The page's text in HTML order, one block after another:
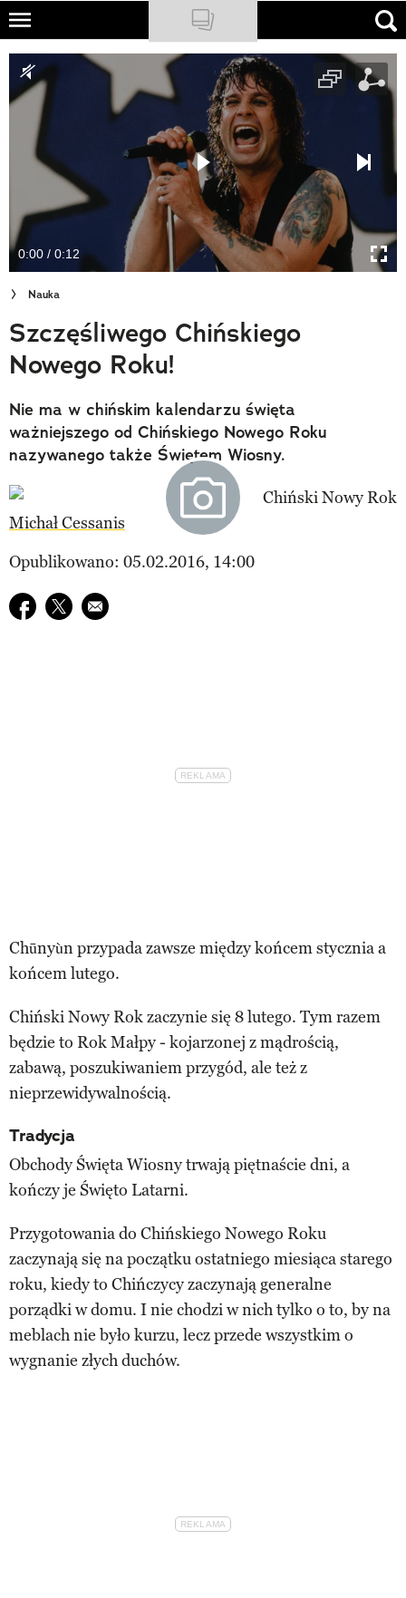
Skip
main
content
NATIONAL GEOGRAPHIC
TRAVELER
PODCASTY
Newsletter
Cuda Polski
Wielki Konkurs Fotograficzny
Trendbook Podróżniczy
Polecane
0:00 / 0:12
Nauka
Szczęśliwego Chińskiego
Nowego Roku!
Nie ma w chińskim kalendarzu święta
ważniejszego od Chińskiego Nowego Roku
nazywanego także Świętem Wiosny.
Michał Cessanis
Opublikowano: 05.02.2016, 14:00
Udostępnij na facebook
Udostępnij na twitter
E-mail do przyjaciela
Chūnyùn przypada zawsze między końcem stycznia a
końcem lutego.
Chiński Nowy Rok zaczynie się 8 lutego. Tym razem
będzie to Rok Małpy - kojarzonej z mądrością,
zabawą, poszukiwaniem przygód, ale też z
nieprzewidywalnością.
Tradycja
Obchody Święta Wiosny trwają piętnaście dni, a
kończy je Święto Latarni.
Przygotowania do Chińskiego Nowego Roku
zaczynają się na początku ostatniego miesiąca starego
roku, kiedy to Chińczycy zaczynają generalne
porządki w domu. I nie chodzi w nich tylko o to, by na
meblach nie było kurzu, lecz przede wszystkim o
wygnanie złych duchów.